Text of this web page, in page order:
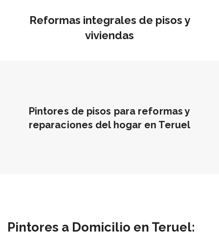
Reformas integrales de pisos y
viviendas
Pintores de pisos para reformas y
reparaciones del hogar en Teruel
Pintores a Domicilio en Teruel: